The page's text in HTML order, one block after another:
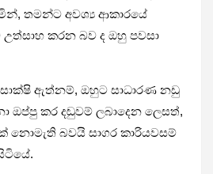
තමන්ට අවශ්‍ය ආකාරයේ
උත්සාහ කරන බව ද ඔහු පවසා
ඇත්නම්, ඔහුට සාධාරණ නඩු
ඔප්පු කර දඬුවම් ලබාදෙන ලෙසත්,
නොමැති බවයි සාගර කාරියවසම්